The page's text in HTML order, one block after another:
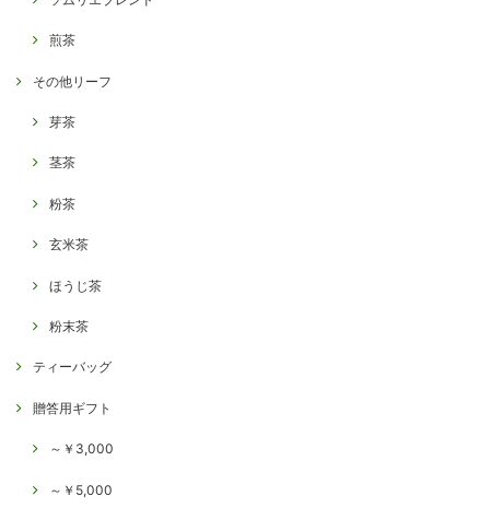
煎茶
その他リーフ
芽茶
茎茶
粉茶
玄米茶
ほうじ茶
粉末茶
ティーバッグ
贈答用ギフト
～￥3,000
～￥5,000